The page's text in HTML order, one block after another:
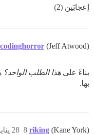
إعجابَين (2)
codinghorror (Jeff Atwood)
بناءً على هذا الطلب الواحد؟
بها.
riking (Kane York) 28 يناير 2020، 2:20ص 8